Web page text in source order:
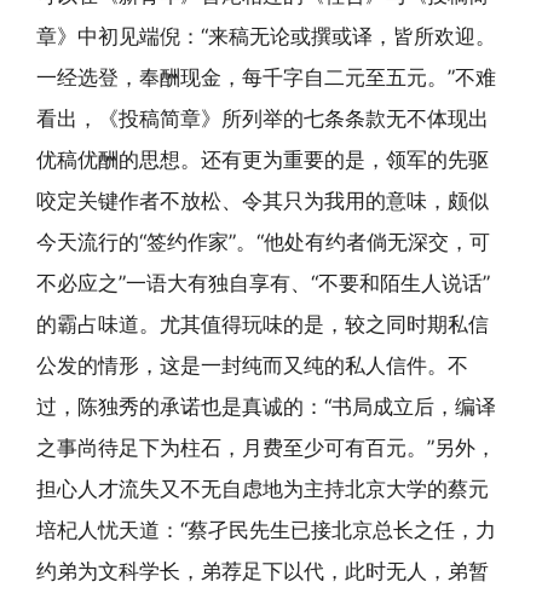
章》中初见端倪：“来稿无论或撰或译，皆所欢迎。
一经选登，奉酬现金，每千字自二元至五元。”不难
看出，《投稿简章》所列举的七条条款无不体现出
优稿优酬的思想。还有更为重要的是，领军的先驱
咬定关键作者不放松、令其只为我用的意味，颇似
今天流行的“签约作家”。“他处有约者倘无深交，可
不必应之”一语大有独自享有、“不要和陌生人说话”
的霸占味道。尤其值得玩味的是，较之同时期私信
公发的情形，这是一封纯而又纯的私人信件。不
过，陈独秀的承诺也是真诚的：“书局成立后，编译
之事尚待足下为柱石，月费至少可有百元。”另外，
担心人才流失又不无自虑地为主持北京大学的蔡元
培杞人忧天道：“蔡孑民先生已接北京总长之任，力
约弟为文科学长，弟荐足下以代，此时无人，弟暂